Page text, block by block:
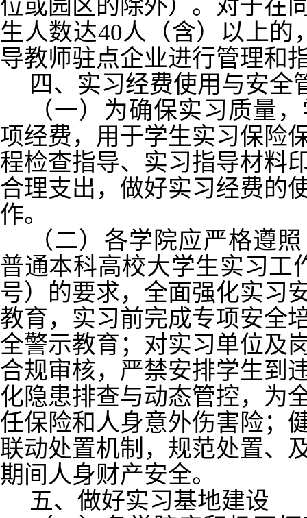
位或园区的除外）。对于在
生人数达40人（含）以上
导教师驻点企业进行管理和
四、实习经费使用与安全
（一）为确保实习质量
项经费，用于学生实习保险
程检查指导、实习指导材料
合理支出，做好实习经费的
作。
（二）各学院应严格遵
普通本科高校大学生实习工
号）的要求，全面强化实习
教育，实习前完成专项安全
全警示教育；对实习单位及
合规审核，严禁安排学生到
化隐患排查与动态管控，为
任保险和人身意外伤害险；
联动处置机制，规范处置、
期间人身财产安全。
五、做好实习基地建设